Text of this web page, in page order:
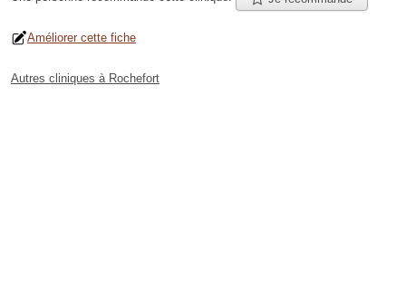
Améliorer cette fiche
Autres cliniques à Rochefort